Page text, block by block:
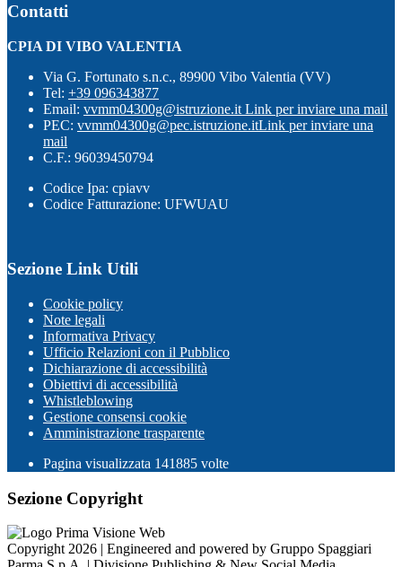
Contatti
CPIA DI VIBO VALENTIA
Via G. Fortunato s.n.c., 89900 Vibo Valentia (VV)
Tel: +39 096343877
Email: vvmm04300g@istruzione.it Link per inviare una mail
PEC: vvmm04300g@pec.istruzione.itLink per inviare una
mail
C.F.: 96039450794
Codice Ipa: cpiavv
Codice Fatturazione: UFWUAU
Sezione Link Utili
Cookie policy
Note legali
Informativa Privacy
Ufficio Relazioni con il Pubblico
Dichiarazione di accessibilità
Obiettivi di accessibilità
Whistleblowing
Gestione consensi cookie
Amministrazione trasparente
Pagina visualizzata 141885 volte
Sezione Copyright
Copyright 2026 | Engineered and powered by Gruppo Spaggiari